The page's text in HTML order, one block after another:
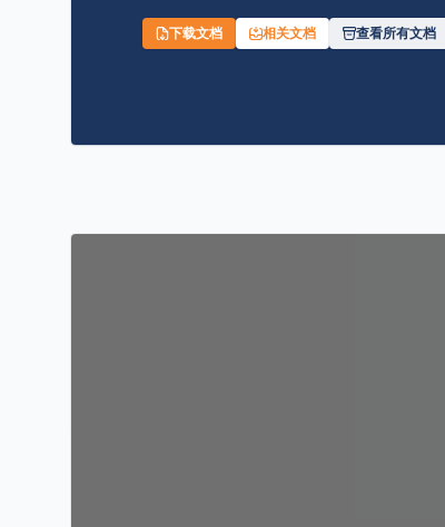
下载文档 相关文档 查看所有文档